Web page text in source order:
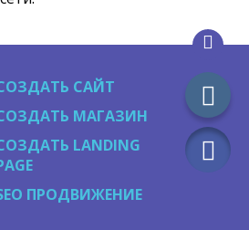
САЙТ
МАГАЗИН
LANDING
ПРОДВИЖЕНИЕ